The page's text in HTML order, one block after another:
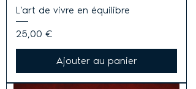
L'art de vivre en équilibre
Prix
25,00 €
Ajouter au panier